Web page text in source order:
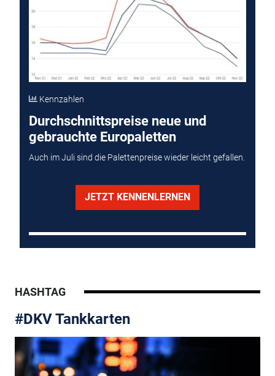
Kennzahlen
Durchschnittspreise neue und
gebrauchte Europaletten
Auch im Juli sind die Palettenpreise wieder leicht gefallen.
JETZT KENNENLERNEN
HASHTAG
#DKV Tankkarten